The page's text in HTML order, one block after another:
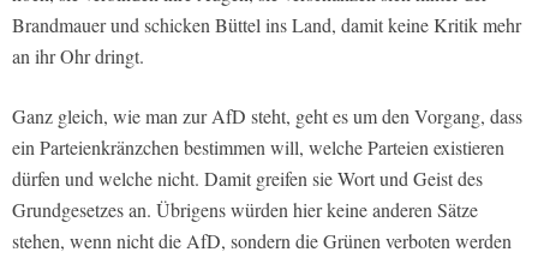
Brandmauer und schicken Büttel ins Land, damit keine Kritik mehr
an ihr Ohr dringt.
Ganz gleich, wie man zur AfD steht, geht es um den Vorgang, dass
ein Parteienkränzchen bestimmen will, welche Parteien existieren
dürfen und welche nicht. Damit greifen sie Wort und Geist des
Grundgesetzes an. Übrigens würden hier keine anderen Sätze
stehen, wenn nicht die AfD, sondern die Grünen verboten werden